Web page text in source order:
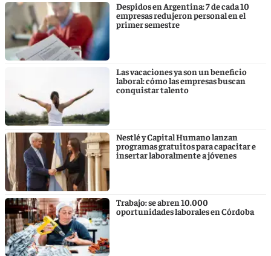
Despidos en Argentina: 7 de cada 10
empresas redujeron personal en el
primer semestre
Las vacaciones ya son un beneficio
laboral: cómo las empresas buscan
conquistar talento
Nestlé y Capital Humano lanzan
programas gratuitos para capacitar e
insertar laboralmente a jóvenes
Trabajo: se abren 10.000
oportunidades laborales en Córdoba